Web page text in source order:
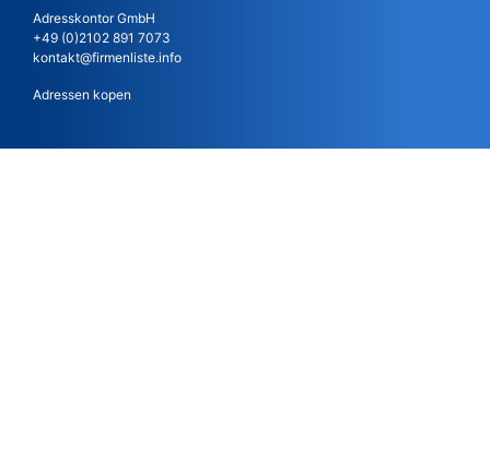
Adresskontor GmbH
+49 (0)2102 891 7073
kontakt@firmenliste.info
Adressen kopen